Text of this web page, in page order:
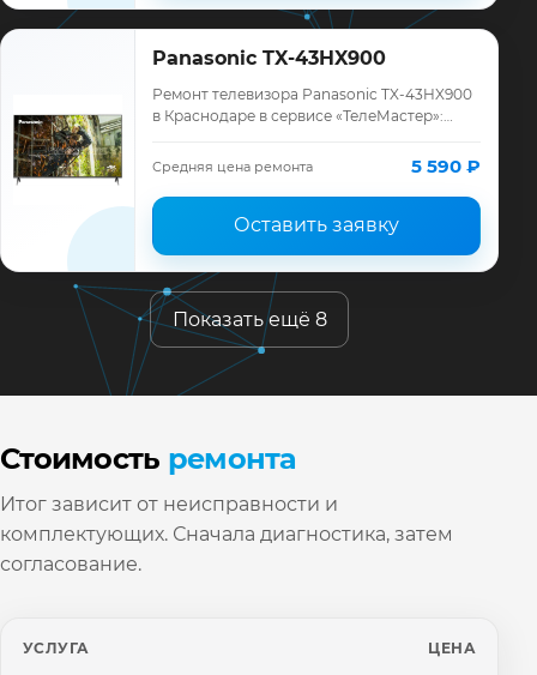
Panasonic TX-43HX900
Ремонт телевизора Panasonic TX-43HX900
в Краснодаре в сервисе «ТелеМастер»:
ремонта, запчасти и гарантия до 12 меся…
Средняя цена ремонта 5 590 ₽
Оставить заявку
Показать ещё 8
Стоимость ремонта
Итог зависит от неисправности и
комплектующих. Сначала диагностика, затем
согласование.
УСЛУГА ЦЕНА